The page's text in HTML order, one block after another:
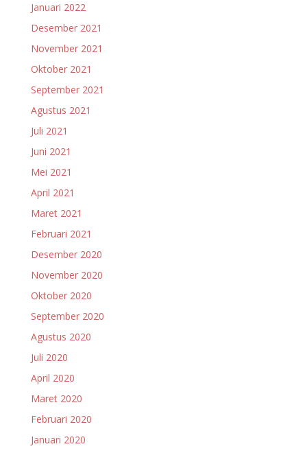
Januari 2022
Desember 2021
November 2021
Oktober 2021
September 2021
Agustus 2021
Juli 2021
Juni 2021
Mei 2021
April 2021
Maret 2021
Februari 2021
Desember 2020
November 2020
Oktober 2020
September 2020
Agustus 2020
Juli 2020
April 2020
Maret 2020
Februari 2020
Januari 2020